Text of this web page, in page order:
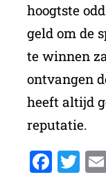
hoogtste
geld om de
te winnen
ontvangen
heeft altijd
reputatie.